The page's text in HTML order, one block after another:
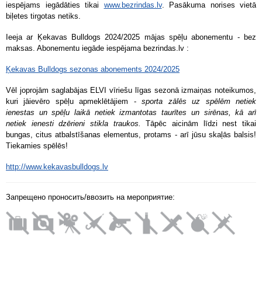
iespējams iegādāties tikai www.bezrindas.lv. Pasākuma norises vietā
biļetes tirgotas netiks.
Ieeja ar Ķekavas Bulldogs 2024/2025 mājas spēļu abonementu - bez
maksas. Abonementu iegāde iespējama bezrindas.lv :
Ķekavas Bulldogs sezonas abonements 2024/2025
Vēl joprojām saglabājas ELVI vīriešu līgas sezonā izmaiņas noteikumos,
kuri jāievēro spēļu apmeklētājiem -sporta zālēs uz spēlēm netiek
ienestas un spēļu laikā netiek izmantotas taurītes un sirēnas, kā arī
netiek ienesti dzērieni stikla traukos.Tāpēc aicinām līdzi nest tikai
bungas, citus atbalstīšanas elementus, protams - arī jūsu skaļās balsis!
Tiekamies spēlēs!
http://www.kekavasbulldogs.lv
Запрещено проносить/ввозить на мероприятие: